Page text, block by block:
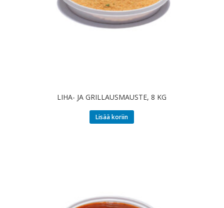
LIHA- JA GRILLAUSMAUSTE, 8 KG
Lisää koriin